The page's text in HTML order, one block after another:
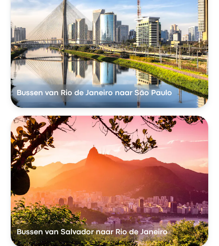
Bussen van Rio de Janeiro naar São Paulo
Bussen van Salvador naar Rio de Janeiro